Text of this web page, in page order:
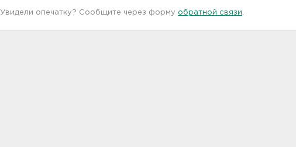
Увидели опечатку? Сообщите через форму обратной связи